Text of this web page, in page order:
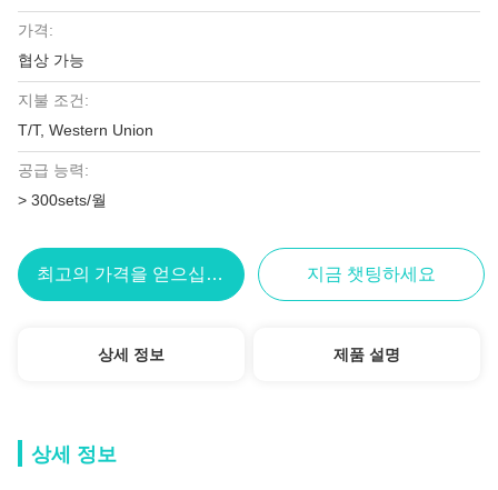
가격:
협상 가능
지불 조건:
T/T, Western Union
공급 능력:
> 300sets/월
최고의 가격을 얻으십시오 지금 챗팅하세요
상세 정보 제품 설명
상세 정보